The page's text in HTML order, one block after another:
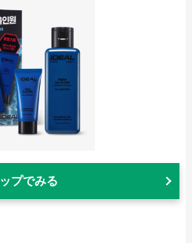
プでみる